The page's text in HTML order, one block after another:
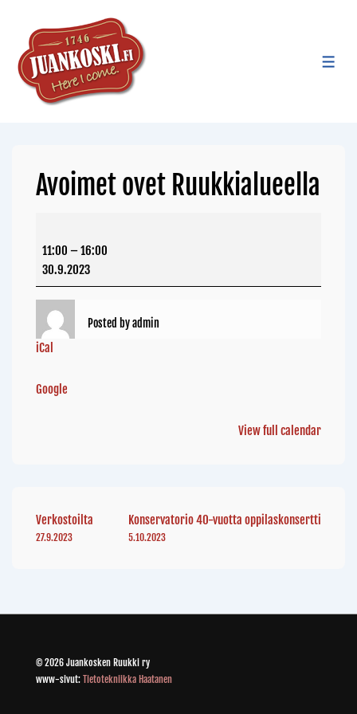
Avoimet ovet Ruukkialueella
11:00 –16:00
30.9.2023
Posted byadmin
iCal
Google
View full calendar
Verkostoilta
27.9.2023
Konservatorio 40-vuotta oppilaskonsertti
5.10.2023
© 2026 Juankosken Ruukki ry
www-sivut: Tietotekniikka Haatanen